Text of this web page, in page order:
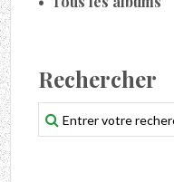
Rechercher